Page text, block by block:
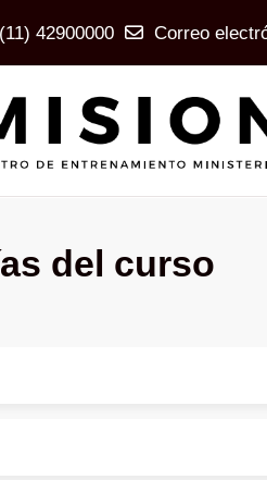
42900000 Correo
del curso